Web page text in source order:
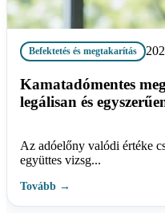
Befektetés és megtakarítás
Kamatadómentes
legálisan és
Az adóelőny valódi értéke
együttes vizsg...
Tovább →